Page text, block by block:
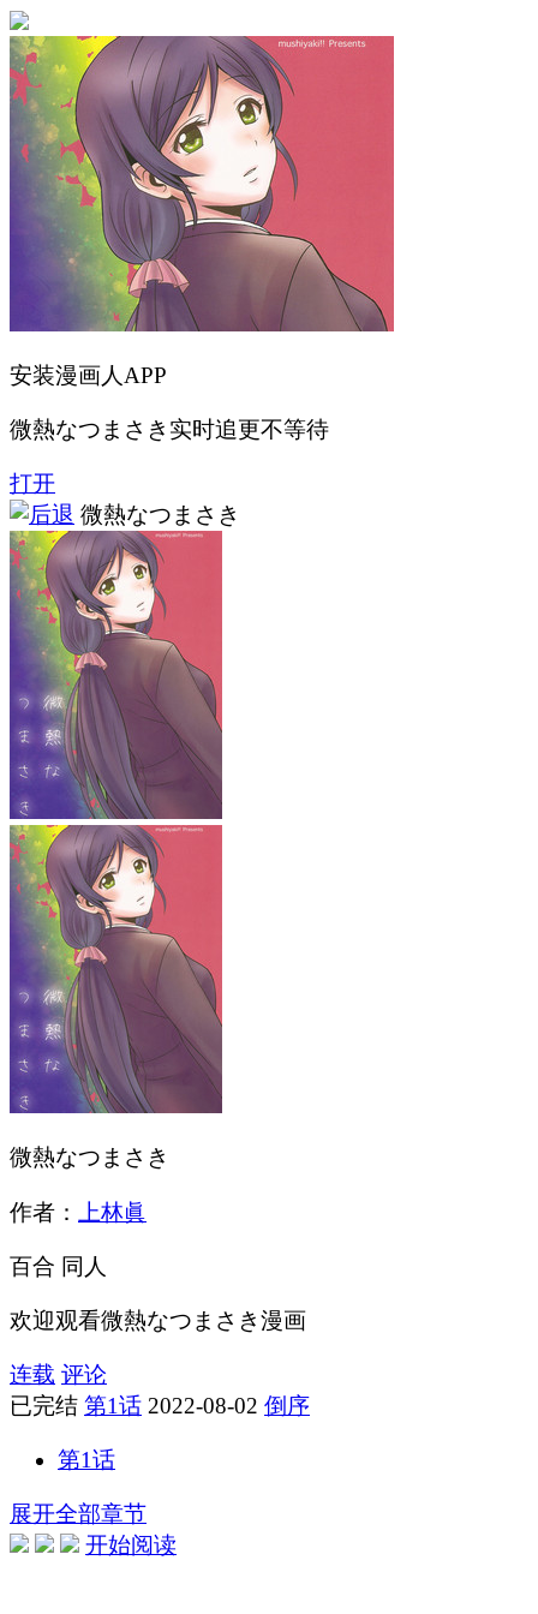
安装漫画人APP
微熱なつまさき实时追更不等待
打开
微熱なつまさき
微熱なつまさき
作者： 上林眞
百合 同人
欢迎观看微熱なつまさき漫画
连载 评论
已完结 第1话 2022-08-02 倒序
第1话
展开全部章节
开始阅读